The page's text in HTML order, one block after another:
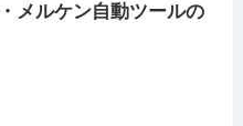
メルケン自動ツールの